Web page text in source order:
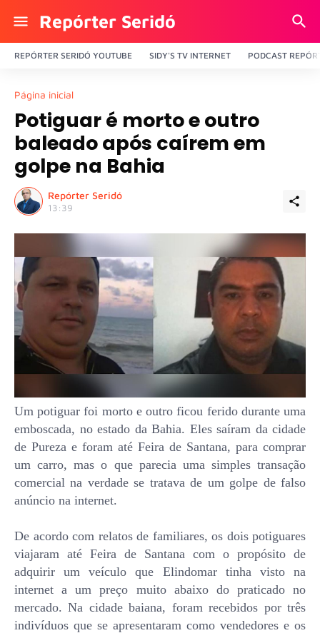
Repórter Seridó
REPÓRTER SERIDÓ YOUTUBE SIDY'S TV INTERNET PODCAST
Página inicial
Potiguar é morto e outro
baleado após caírem em
golpe na Bahia
Repórter Seridó
13:39
Um potiguar foi morto e outro ficou ferido durante uma
emboscada, no estado da Bahia. Eles saíram da cidade
de Pureza e foram até Feira de Santana, para comprar
um carro, mas o que parecia uma simples transação
comercial na verdade se tratava de um golpe de falso
anúncio na internet.
De acordo com relatos de familiares, os dois potiguares
viajaram até Feira de Santana com o propósito de
adquirir um veículo que Elindomar tinha visto na
internet a um preço muito abaixo do praticado no
mercado. Na cidade baiana, foram recebidos por três
indivíduos que se apresentaram como vendedores e os